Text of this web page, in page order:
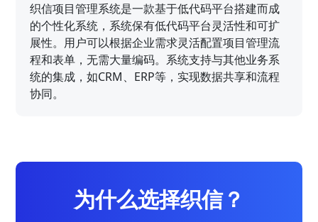
织信项目管理系统是一款基于低代码平台搭建而成
的个性化系统，系统保有低代码平台灵活性和可扩
展性。用户可以根据企业需求灵活配置项目管理流
程和表单，无需大量编码。系统支持与其他业务系
统的集成，如CRM、ERP等，实现数据共享和流程
协同。
为什么选择织信？